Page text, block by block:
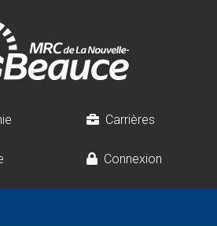
Carrières
Connexion